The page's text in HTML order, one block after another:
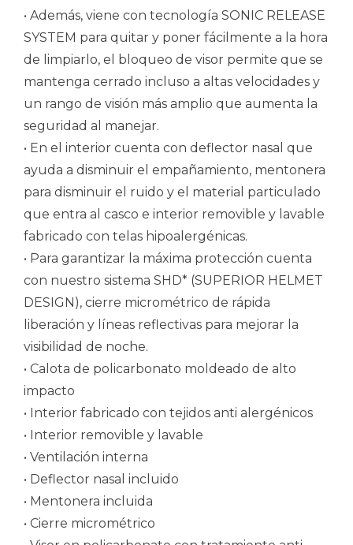
• Además, viene con tecnología SONIC RELEASE
SYSTEM para quitar y poner fácilmente a la hora
de limpiarlo, el bloqueo de visor permite que se
mantenga cerrado incluso a altas velocidades y
un rango de visión más amplio que aumenta la
seguridad al manejar.
• En el interior cuenta con deflector nasal que
ayuda a disminuir el empañamiento, mentonera
para disminuir el ruido y el material particulado
que entra al casco e interior removible y lavable
fabricado con telas hipoalergénicas.
• Para garantizar la máxima protección cuenta
con nuestro sistema SHD* (SUPERIOR HELMET
DESIGN), cierre micrométrico de rápida
liberación y líneas reflectivas para mejorar la
visibilidad de noche.
• Calota de policarbonato moldeado de alto
impacto
• Interior fabricado con tejidos anti alergénicos
• Interior removible y lavable
• Ventilación interna
• Deflector nasal incluido
• Mentonera incluida
• Cierre micrométrico